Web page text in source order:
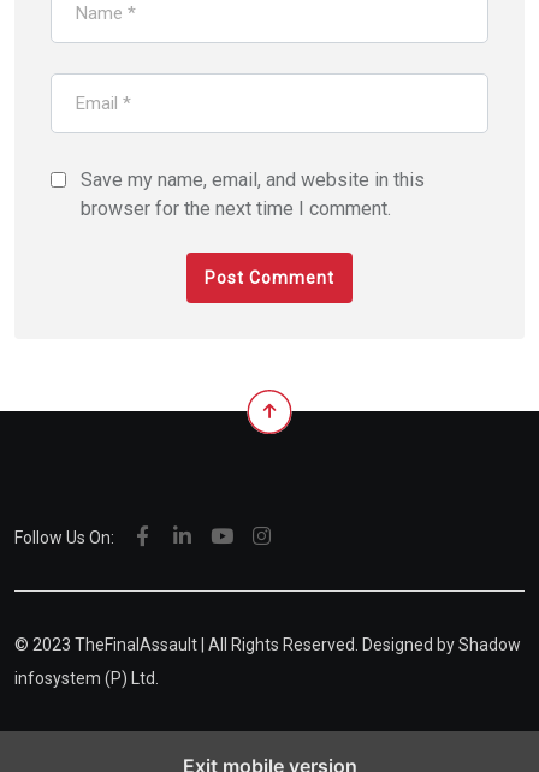
Save my name, email, and website in this
browser for the next time I comment.
Follow Us On:
© 2023 TheFinalAssault | All Rights Reserved. Designed byShadow
infosystem (P) Ltd.
Exit mobile version